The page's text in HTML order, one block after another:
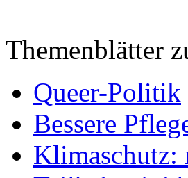
Themenblätter
Queer-Politik
Bessere
Klimaschutz: